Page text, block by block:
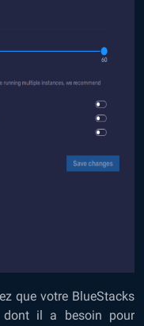
que votre BlueStacks
dont il a besoin pour